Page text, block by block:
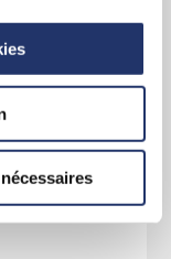
et le
CI.